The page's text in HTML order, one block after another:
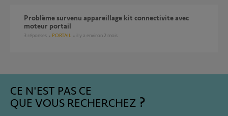
problème survenu appareillage kit connectivite avec
moteur portail
3 réponses PORTAIL il y a environ 2 mois
CE N'EST PAS CE
QUE VOUS RECHERCHEZ